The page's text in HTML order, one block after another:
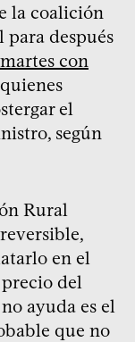
la coalición
para después
con
el
según
Rural
en el
del
ayuda es el
que no